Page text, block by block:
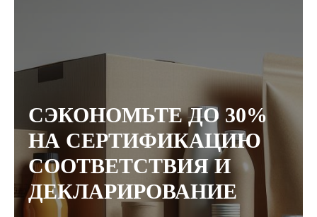
СЭКОНОМЬТЕ ДО 30%
НА СЕРТИФИКАЦИЮ
СООТВЕТСТВИЯ И
ДЕКЛАРИРОВАНИЕ